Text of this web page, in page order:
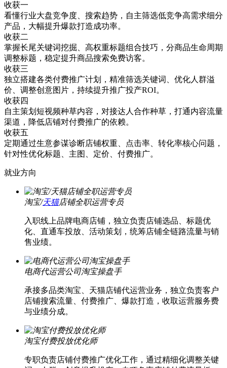
收获一
看懂行业大盘竞争度、搜索趋势，自主筛选低竞争高需求细分
产品，大幅提升爆款打造成功率。
收获二
掌握长尾关键词挖掘、高权重标题组合技巧，分商品生命周期
调整标题，稳定提升商品搜索免费访客。
收获三
独立搭建各类付费推广计划，精准筛选关键词、优化人群溢
价、调整创意图片，持续提升推广投产ROI。
收获四
自主策划短视频种草内容，对接达人合作种草，打通内容流量
渠道，降低店铺对付费推广的依赖。
收获五
定期通过生意参谋诊断店铺权重、点击率、转化率核心问题，
针对性优化标题、主图、定价、付费推广。
就业方向
淘宝/天猫店铺全职运营专员
入职线上品牌电商店铺，独立负责店铺选品、标题优
化、直通车投放、活动策划，统筹店铺全链路流量与销
售业绩。
电商代运营公司淘宝操盘手
承接多品类淘宝、天猫店铺代运营业务，独立负责客户
店铺搜索流量、付费推广、爆款打造，收取运营服务费
与业绩分成。
淘宝付费投放优化师
专职负责店铺付费推广优化工作，通过精细化调整关键